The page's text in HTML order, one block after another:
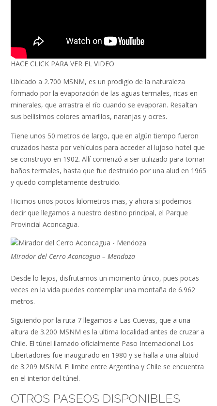
HACE CLICK PARA VER EL VIDEO
Ubicado a 2.700 MSNM, es un prodigio de la naturaleza
formado por la evaporación de las aguas termales, ricas en
minerales, que arrastra el río cuando se evaporan. Resaltan
sus bellísimos colores amarillos, naranjas y ocres.
Tiene unos 50 metros de largo, que en algún tiempo fueron
cruzados hasta por vehículos para acceder al lujoso hotel que
se construyo en 1902. Allí comenzó a ser utilizado para tomar
baños termales, hasta que fue destruido por una alud en 1965
y quedo completamente destruido.
Hicimos unos pocos kilometros mas, y ahora si podemos
decir que llegamos a nuestro destino principal, el Parque
Provincial Aconcagua.
Mirador del Cerro Aconcagua – Mendoza
Desde lo lejos, disfrutamos un momento único, pues pocas
veces en la vida puedes contemplar una montaña de 6.962
metros.
Siguiendo por la ruta 7 llegamos a Las Cuevas, que a una
altura de 3.200 MSNM es la ultima localidad antes de cruzar a
Chile. El túnel llamado oficialmente Paso Internacional Los
Libertadores fue inaugurado en 1980 y se halla a una altitud
de 3.209 MSNM. El limite entre Argentina y Chile se encuentra
en el interior del túnel.
OTROS PASEOS DISPONIBLES